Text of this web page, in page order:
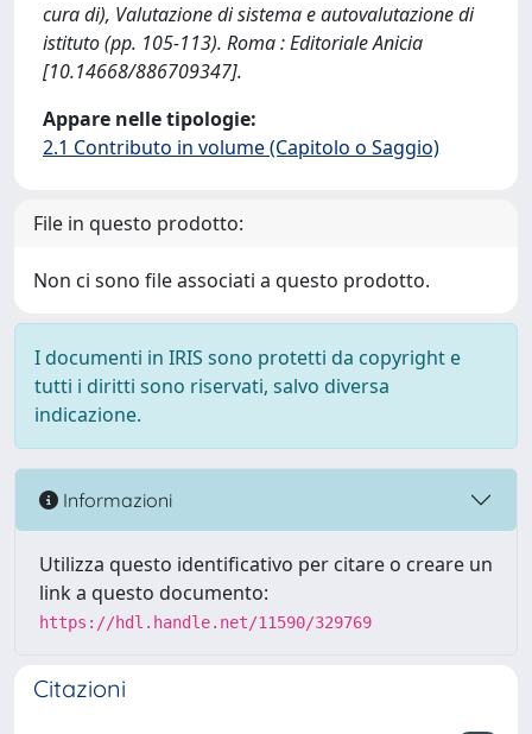
cura di), Valutazione di sistema e autovalutazione di
istituto (pp. 105-113). Roma : Editoriale Anicia
[10.14668/886709347].
Appare nelle tipologie:
2.1 Contributo in volume (Capitolo o Saggio)
File in questo prodotto:
Non ci sono file associati a questo prodotto.
I documenti in IRIS sono protetti da copyright e
tutti i diritti sono riservati, salvo diversa
indicazione.
Informazioni
Utilizza questo identificativo per citare o creare un
link a questo documento:
https://hdl.handle.net/11590/329769
Citazioni